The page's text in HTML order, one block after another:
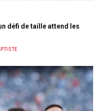
défi de taille attend les